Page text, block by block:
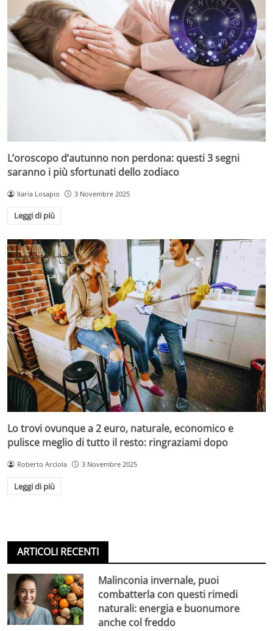
L’oroscopo d’autunno non perdona: questi 3 segni
saranno i più sfortunati dello zodiaco
Ilaria Losapio 3 Novembre 2025
Leggi di più
Lo trovi ovunque a 2 euro, naturale, economico e
pulisce meglio di tutto il resto: ringraziami dopo
Roberto Arciola 3 Novembre 2025
Leggi di più
ARTICOLI RECENTI
Malinconia invernale, puoi
combatterla con questi rimedi
naturali: energia e buonumore
anche col freddo